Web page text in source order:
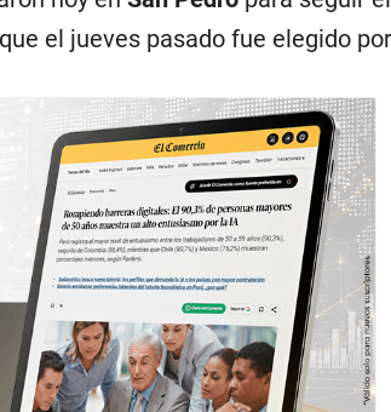
el jueves pasado fue elegido